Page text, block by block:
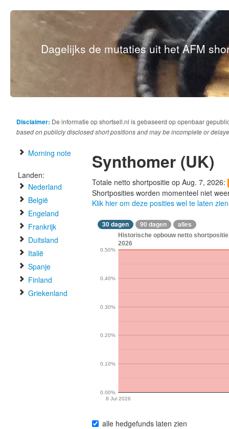
Dagelijks de mutaties uit het AFM
Disclaimer: De informatie op shortsell.nl is gebaseerd op openbaar
based on publicly disclosed short positions and may be incomplete or
Morning note
Landen:
Nederland
België
Engeland
Frankrijk
Duitsland
Italië
Spanje
Finland
Griekenland
Synthomer (UK)
Totale netto shortpositie op Aug. 7, 2026:
Shortposities worden momenteel niet
Klik hier om deze posities wel te laten zien
30 dagen 90 dagen alles
Historische opbouw netto
2026
8 Jul 2026
0.00%
0.10%
0.20%
0.30%
0.40%
0.50%
alle hedgefunds laten zien